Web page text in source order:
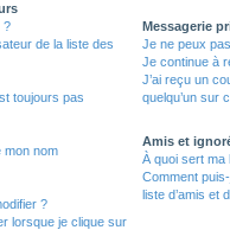
?
de la liste des
toujours pas
mon nom
?
lorsque je clique sur
Messagerie
Je ne peux
Je continue à
J’ai reçu un
quelqu’un sur
Amis et
À quoi sert ma
Comment
liste d’amis et